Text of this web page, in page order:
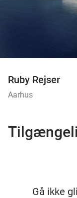
Ruby Rejser
Aarhus
Gå ikke